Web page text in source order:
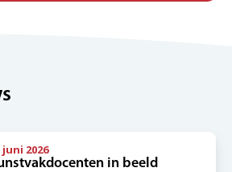
juni 2026
in beeld